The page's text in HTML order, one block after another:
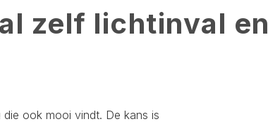
zelf lichtinval en
ook mooi vindt. De kans is